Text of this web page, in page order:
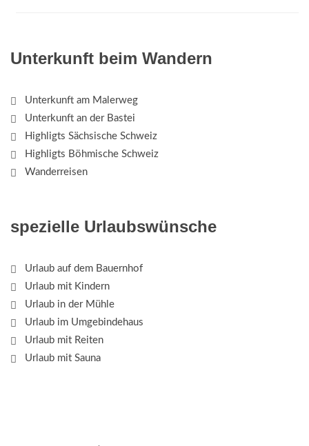
Unterkunft beim Wandern
Unterkunft am Malerweg
Unterkunft an der Bastei
Highligts Sächsische Schweiz
Highligts Böhmische Schweiz
Wanderreisen
spezielle Urlaubswünsche
Urlaub auf dem Bauernhof
Urlaub mit Kindern
Urlaub in der Mühle
Urlaub im Umgebindehaus
Urlaub mit Reiten
Urlaub mit Sauna